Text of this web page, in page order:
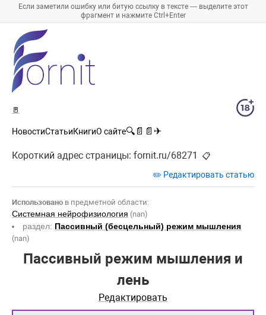
Если заметили ошибку или битую ссылку в тексте — выделите этот
фрагмент и нажмите Ctrl+Enter
🚪
НовостиСтатьиКнигиО сайте🔍 📄 📄 ✈
Короткий адрес страницы: fornit.ru/68271
📋
✏️ Редактировать статью
Использовано в предметной области:
Системная нейрофизиология (nan)
раздел: Пассивный (бесцельный) режим мышления
(nan)
Пассивный режим мышления и
лень
Редактировать